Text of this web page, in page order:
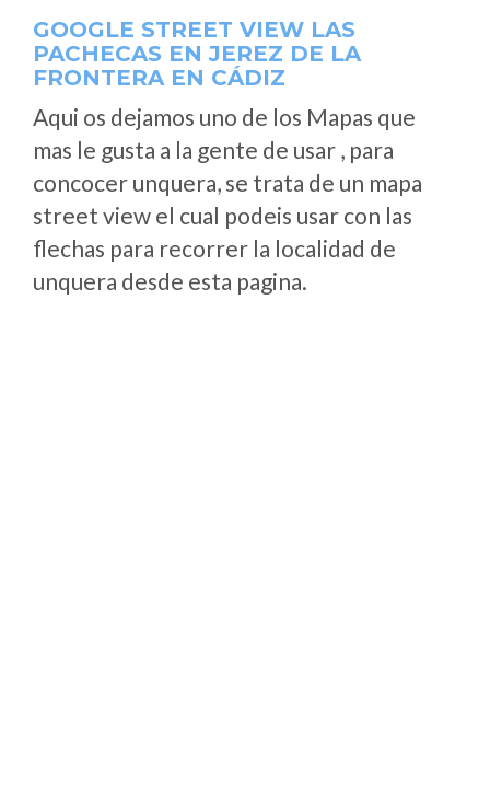
GOOGLE STREET VIEW LAS
PACHECAS EN JEREZ DE LA
FRONTERA EN CÁDIZ
Aqui os dejamos uno de los Mapas que
mas le gusta a la gente de usar , para
concocer unquera, se trata de un mapa
street view el cual podeis usar con las
flechas para recorrer la localidad de
unquera desde esta pagina.